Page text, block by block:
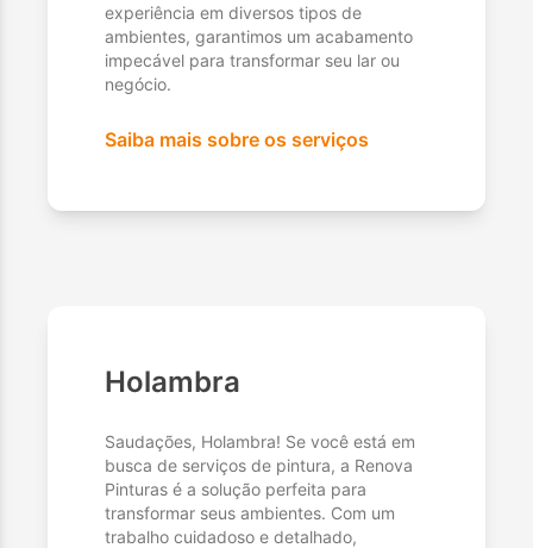
experiência em diversos tipos de
ambientes, garantimos um acabamento
impecável para transformar seu lar ou
negócio.
Saiba mais sobre os serviços
Holambra
Saudações, Holambra! Se você está em
busca de serviços de pintura, a Renova
Pinturas é a solução perfeita para
transformar seus ambientes. Com um
trabalho cuidadoso e detalhado,